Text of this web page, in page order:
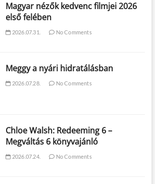
Magyar nézők kedvenc filmjei 2026
első felében
2026.07.31. No Comments
Meggy a nyári hidratálásban
2026.07.28. No Comments
Chloe Walsh: Redeeming 6 –
Megváltás 6 könyvajánló
2026.07.24. No Comments